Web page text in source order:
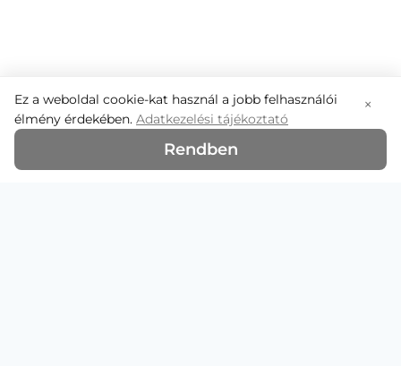
×
Ez a weboldal cookie-kat használ a jobb felhasználói
élmény érdekében. Adatkezelési tájékoztató
Rendben